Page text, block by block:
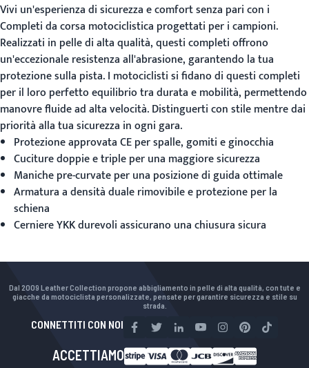
Vivi un'esperienza di sicurezza e comfort senza pari con i
Completi da corsa motociclistica progettati per i campioni.
Realizzati in pelle di alta qualità, questi completi offrono
un'eccezionale resistenza all'abrasione, garantendo la tua
protezione sulla pista. I motociclisti si fidano di questi completi
per il loro perfetto equilibrio tra durata e mobilità, permettendo
manovre fluide ad alta velocità. Distinguerti con stile mentre dai
priorità alla tua sicurezza in ogni gara.
Protezione approvata CE per spalle, gomiti e ginocchia
Cuciture doppie e triple per una maggiore sicurezza
Maniche pre-curvate per una posizione di guida ottimale
Armatura a densità duale rimovibile e protezione per la
schiena
Cerniere YKK durevoli assicurano una chiusura sicura
Dal 2009 Leather Collection propone abbigliamento in pelle di alta qualità, con tute e
giacche da motociclista personalizzate, pensate per garantire sicurezza e stile su
strada.
CONNETTITI CON NOI
ACCETTIAMO